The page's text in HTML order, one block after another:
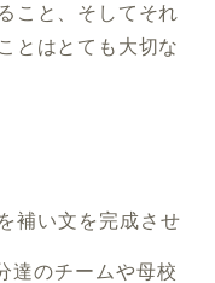
こと、そしてそれ
とはとても大切な
補い文を完成させ
達のチームや母校